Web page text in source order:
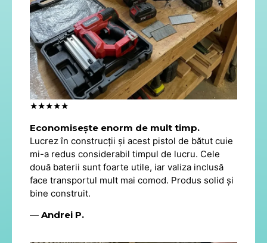
★★★★★
Economisește enorm de mult timp.
Lucrez în construcții și acest pistol de bătut cuie
mi-a redus considerabil timpul de lucru. Cele
două baterii sunt foarte utile, iar valiza inclusă
face transportul mult mai comod. Produs solid și
bine construit.
— Andrei P.